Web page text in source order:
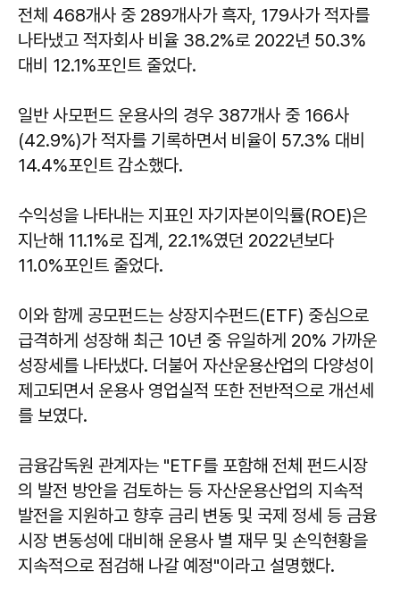
전체 468개사 중 289개사가 흑자, 179사가 적자를
나타냈고 적자회사 비율 38.2%로 2022년 50.3%
대비 12.1%포인트 줄었다.
일반 사모펀드 운용사의 경우 387개사 중 166사
(42.9%)가 적자를 기록하면서 비율이 57.3% 대비
14.4%포인트 감소했다.
수익성을 나타내는 지표인 자기자본이익률(ROE)은
지난해 11.1%로 집계, 22.1%였던 2022년보다
11.0%포인트 줄었다.
이와 함께 공모펀드는 상장지수펀드(ETF) 중심으로
급격하게 성장해 최근 10년 중 유일하게 20% 가까운
성장세를 나타냈다. 더불어 자산운용산업의 다양성이
제고되면서 운용사 영업실적 또한 전반적으로 개선세
를 보였다.
금융감독원 관계자는 "ETF를 포함해 전체 펀드시장
의 발전 방안을 검토하는 등 자산운용산업의 지속적
발전을 지원하고 향후 금리 변동 및 국제 정세 등 금융
시장 변동성에 대비해 운용사 별 재무 및 손익현황을
지속적으로 점검해 나갈 예정"이라고 설명했다.